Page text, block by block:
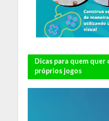
Dicas para quem quer
próprios jogos